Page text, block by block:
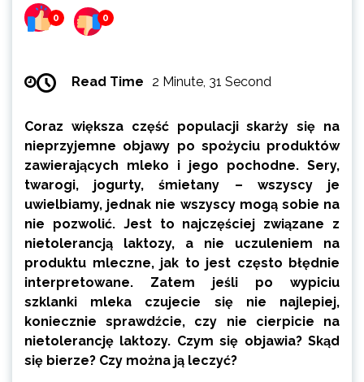
0 0
Read Time 2 Minute, 31 Second
Coraz większa część populacji skarży się na
nieprzyjemne objawy po spożyciu produktów
zawierających mleko i jego pochodne. Sery,
twarogi, jogurty, śmietany – wszyscy je
uwielbiamy, jednak nie wszyscy mogą sobie na
nie pozwolić. Jest to najczęściej związane z
nietolerancją laktozy, a nie uczuleniem na
produktu mleczne, jak to jest często błędnie
interpretowane. Zatem jeśli po wypiciu
szklanki mleka czujecie się nie najlepiej,
koniecznie sprawdźcie, czy nie cierpicie na
nietolerancję laktozy. Czym się objawia? Skąd
się bierze? Czy można ją leczyć?